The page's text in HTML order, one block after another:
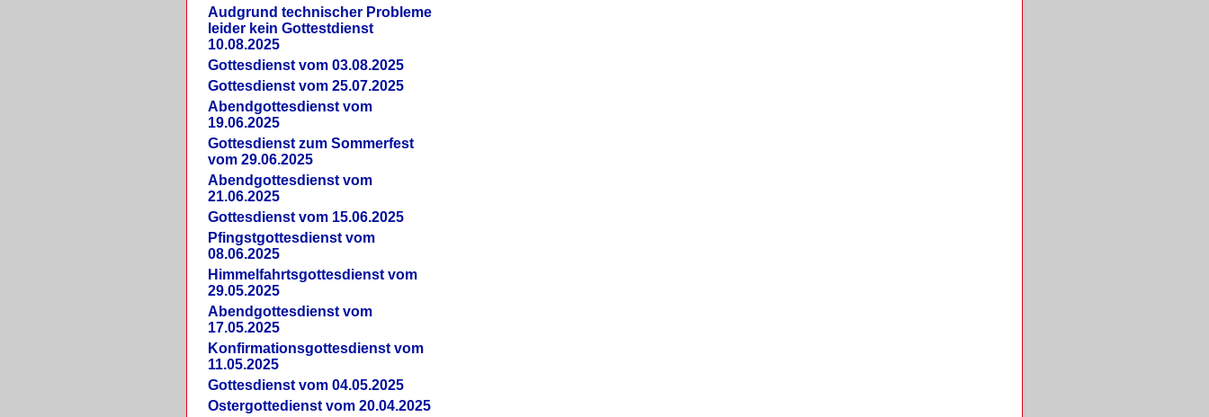
Audgrund technischer Probleme
leider kein Gottestdienst
10.08.2025
Gottesdienst vom 03.08.2025
Gottesdienst vom 25.07.2025
Abendgottesdienst vom
19.06.2025
Gottesdienst zum Sommerfest
vom 29.06.2025
Abendgottesdienst vom
21.06.2025
Gottesdienst vom 15.06.2025
Pfingstgottesdienst vom
08.06.2025
Himmelfahrtsgottesdienst vom
29.05.2025
Abendgottesdienst vom
17.05.2025
Konfirmationsgottesdienst vom
11.05.2025
Gottesdienst vom 04.05.2025
Ostergottedienst vom 20.04.2025